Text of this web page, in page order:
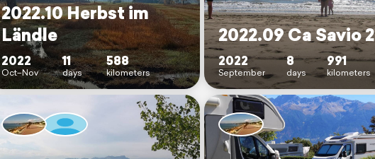
2022.10 Herbst im
Ländle
2022
Oct–Nov
11
days
588
kilometers
2022.09 Ca Savio 2
2022
September
8
days
991
kilometers